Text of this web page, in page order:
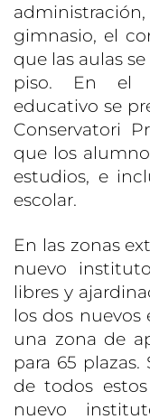
gimnasio, el
que las aulas
piso. En el
educativo se
Conservatori
que los
estudios, e
escolar.
En las zonas
nuevo
libres y
los dos
una zona de
para 65
de todos
nuevo